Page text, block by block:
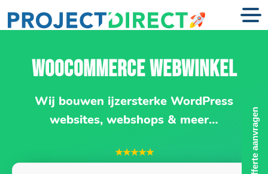
WOOCOMMERCE WEBWINKEL
Wij bouwen ijzersterke WordPress
websites, webshops & meer…
★★★★★ Offerte aanvragen